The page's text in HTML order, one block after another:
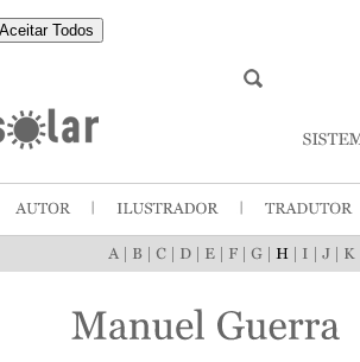
Aceitar Todos